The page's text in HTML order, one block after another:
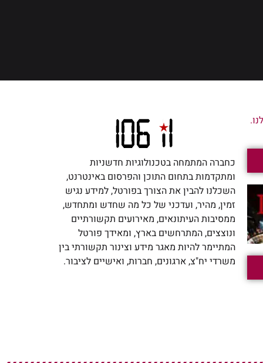
כחברה המתמחה בטכנולוגיות חדשניות
ומתקדמות בתחום התוכן והפרסום באינטרנט,
השכלנו להבין את הצורך בפורטל, למידע נגיש
זמין, מהיר, ועדכני של כל מה שחדש ומתחדש,
ממסיבות העיתונאים, מאירועים תקשורתיים
ונוצצים, המתרחשים בארץ, ומאידך פורטל
המתיימר להיות מאגר מידע וצינור תקשורתי בין
משרדי יח"צ, ארגונים, חברות, ואישיים לציבור.